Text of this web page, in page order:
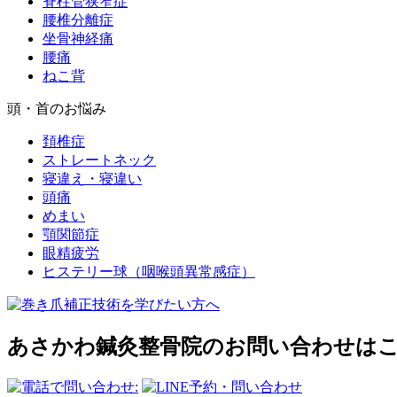
腰椎分離症
坐骨神経痛
腰痛
ねこ背
頭・首のお悩み
頚椎症
ストレートネック
寝違え・寝違い
頭痛
めまい
顎関節症
眼精疲労
ヒステリー球（咽喉頭異常感症）
あさかわ鍼灸整⾻院のお問い合わせは